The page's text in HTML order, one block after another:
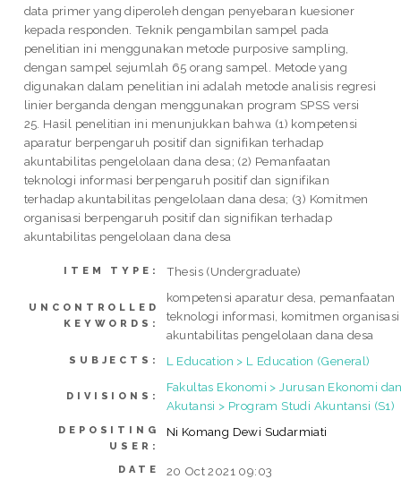
data primer yang diperoleh dengan penyebaran kuesioner
kepada responden. Teknik pengambilan sampel pada
penelitian ini menggunakan metode purposive sampling,
dengan sampel sejumlah 65 orang sampel. Metode yang
digunakan dalam penelitian ini adalah metode analisis regresi
linier berganda dengan menggunakan program SPSS versi
25. Hasil penelitian ini menunjukkan bahwa (1) kompetensi
aparatur berpengaruh positif dan signifikan terhadap
akuntabilitas pengelolaan dana desa; (2) Pemanfaatan
teknologi informasi berpengaruh positif dan signifikan
terhadap akuntabilitas pengelolaan dana desa; (3) Komitmen
organisasi berpengaruh positif dan signifikan terhadap
akuntabilitas pengelolaan dana desa
ITEM TYPE: Thesis (Undergraduate)
UNCONTROLLED
KEYWORDS:
kompetensi aparatur desa, pemanfaatan
teknologi informasi, komitmen
akuntabilitas pengelolaan dana desa
SUBJECTS: L Education > L Education (General)
DIVISIONS:
Fakultas Ekonomi > Jurusan Ekonomi
Akutansi > Program Studi Akuntansi (S1)
DEPOSITING
USER:
Ni Komang Dewi Sudarmiati
DATE 20 Oct 2021 09:03